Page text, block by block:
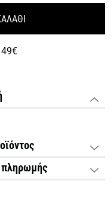
πληρωμής